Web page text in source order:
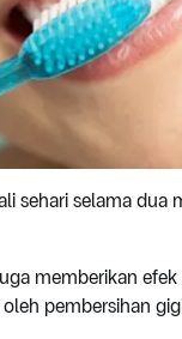
sehari selama
memberikan
pembersihan